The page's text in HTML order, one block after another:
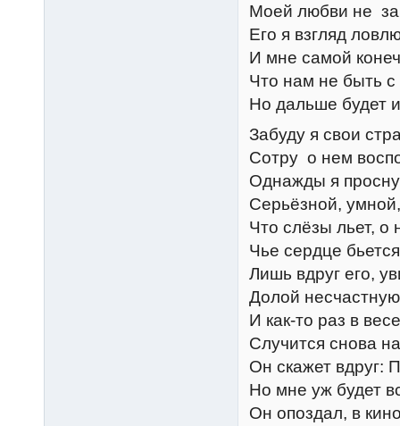
Моей любви не
Его я взгляд
И мне самой
Что нам не быть
Но дальше будет
Забуду я свои
Сотру о нем
Однажды я
Серьёзной,
Что слёзы льет, о
Чье сердце
Лишь вдруг его,
Долой
И как-то раз в
Случится снова
Он скажет вдруг:
Но мне уж будет
Он опоздал, в